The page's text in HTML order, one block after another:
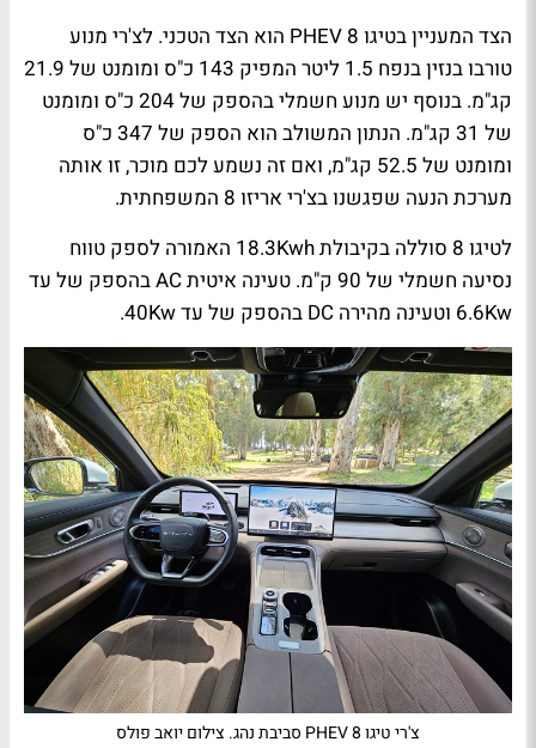
הצד המעניין בטיגו 8 PHEV הוא הצד הטכני. לצ'רי מנוע
טורבו בנזין בנפח 1.5 ליטר המפיק 143 כ"ס ומומנט של 21.9
קג"מ. בנוסף יש מנוע חשמלי בהספק של 204 כ"ס ומומנט
של 31 קג"מ. הנתון המשולב הוא הספק של 347 כ"ס
ומומנט של 52.5 קג"מ, ואם זה נשמע לכם מוכר, זו אותה
מערכת הנעה שפגשנו בצ'רי אריזו 8 המשפחתית.
לטיגו 8 סוללה בקיבולת
18.3Kwh האמורה לספק טווח
נסיעה חשמלי של 90 ק"מ. טעינה איטית
ACבהספק של עד
6.6Kw וטעינה מהירה DC בהספק של עד40Kw
.
צ'רי טיגו 8 PHEV סביבת נהג. צילום יואב פולס